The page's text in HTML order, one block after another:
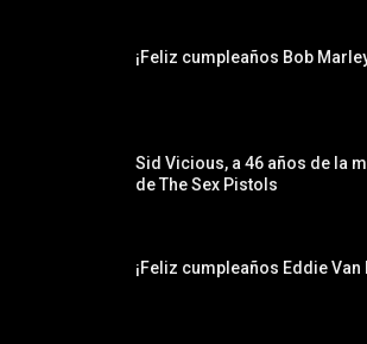
¡Feliz cumpleaños Bob
Sid Vicious, a 46 años de la
de The Sex Pistols
¡Feliz cumpleaños Eddie Van